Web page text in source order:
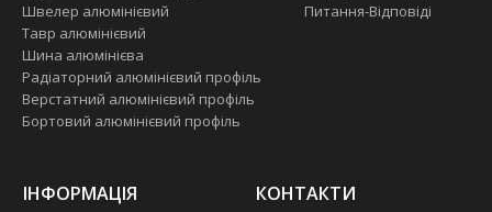
Швелер алюмінієвий
Тавр алюмінієвий
Шина алюмінієва
Радіаторний алюмінієвий профіль
Верстатний алюмінієвий профіль
Бортовий алюмінієвий профіль
Питання-Відповіді
ІНФОРМАЦІЯ КОНТАКТИ